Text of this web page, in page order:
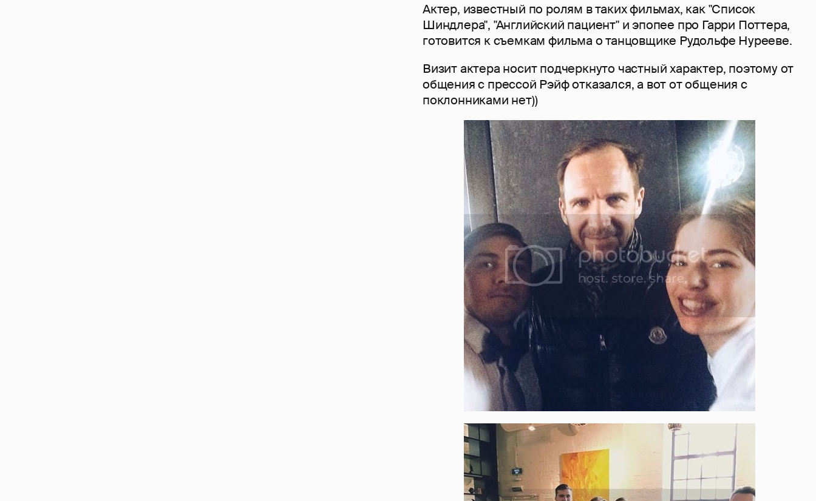
Актер, известный по ролям в таких фильмах, как "Список
Шиндлера", "Английский пациент" и эпопее про Гарри Поттера,
готовится к съемкам фильма о танцовщике Рудольфе Нурееве.
Визит актера носит подчеркнуто частный характер, поэтому от
общения с прессой Рэйф отказался, а вот от общения с
поклонниками нет))